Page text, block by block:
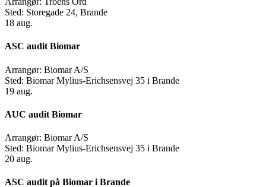
Sted: Storegade 24, Brande
18 aug.
ASC audit Biomar
Arrangør: Biomar A/S
Sted: Biomar Mylius-Erichsensvej 35 i Brande
19 aug.
AUC audit Biomar
Arrangør: Biomar A/S
Sted: Biomar Mylius-Erichsensvej 35 i Brande
20 aug.
ASC audit på Biomar i Brande